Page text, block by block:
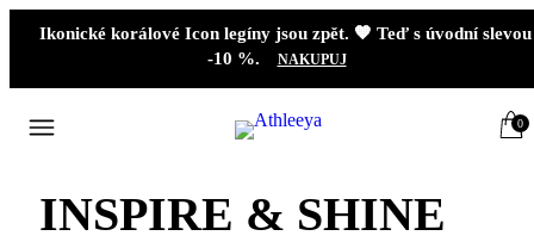
Ikonické korálové Icon legíny jsou zpět. 🧡 Teď s úvodní slevou
-10 %.
NAKUPUJ
0
INSPIRE & SHINE